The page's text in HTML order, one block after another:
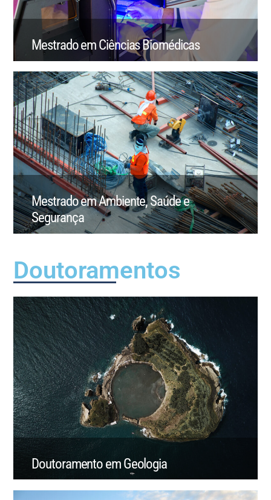
Mestrado em Ciências Biomédicas
Mestrado em Ambiente, Saúde e
Segurança
Doutoramentos
Doutoramento em Geologia